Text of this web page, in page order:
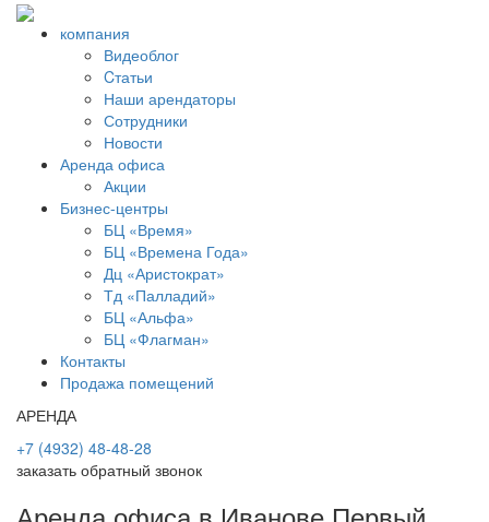
компания
Видеоблог
Cтатьи
Наши арендаторы
Сотрудники
Новости
Аренда офиса
Акции
Бизнес-центры
БЦ «Время»
БЦ «Времена Года»
Дц «Аристократ»
Тд «Палладий»
БЦ «Альфа»
БЦ «Флагман»
Контакты
Продажа помещений
АРЕНДА
+7 (4932) 48-48-28
заказать обратный звонок